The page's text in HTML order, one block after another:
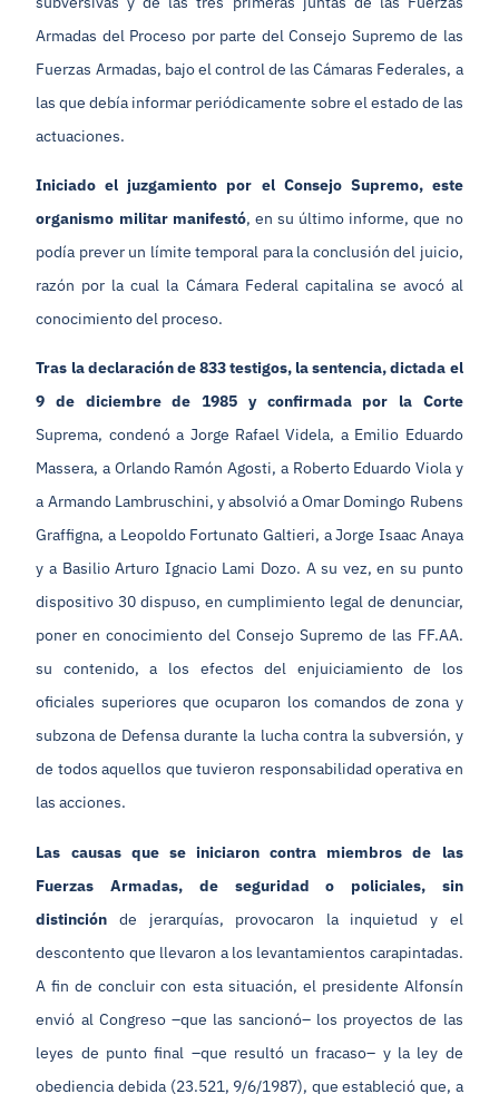
Armadas del Proceso por parte del Consejo Supremo de las
Fuerzas Armadas, bajo el control de las Cámaras Federales, a
las que debía informar periódicamente sobre el estado de las
actuaciones.
Iniciado el juzgamiento por el Consejo Supremo, este
organismo militar manifestó, en su último informe, que no
podía prever un límite temporal para la conclusión del juicio,
razón por la cual la Cámara Federal capitalina se avocó al
conocimiento del proceso.
Tras la declaración de 833 testigos, la sentencia, dictada el
9 de diciembre de 1985 y confirmada por la Corte
Suprema, condenó a Jorge Rafael Videla, a Emilio Eduardo
Massera, a Orlando Ramón Agosti, a Roberto Eduardo Viola y
a Armando Lambruschini, y absolvió a Omar Domingo Rubens
Graffigna, a Leopoldo Fortunato Galtieri, a Jorge Isaac Anaya
y a Basilio Arturo Ignacio Lami Dozo. A su vez, en su punto
dispositivo 30 dispuso, en cumplimiento legal de denunciar,
poner en conocimiento del Consejo Supremo de las FF.AA.
su contenido, a los efectos del enjuiciamiento de los
oficiales superiores que ocuparon los comandos de zona y
subzona de Defensa durante la lucha contra la subversión, y
de todos aquellos que tuvieron responsabilidad operativa en
las acciones.
Las causas que se iniciaron contra miembros de las
Fuerzas Armadas, de seguridad o policiales, sin
distinción de jerarquías, provocaron la inquietud y el
descontento que llevaron a los levantamientos carapintadas.
A fin de concluir con esta situación, el presidente Alfonsín
envió al Congreso –que las sancionó– los proyectos de las
leyes de punto final –que resultó un fracaso– y la ley de
obediencia debida (23.521, 9/6/1987), que estableció que, a